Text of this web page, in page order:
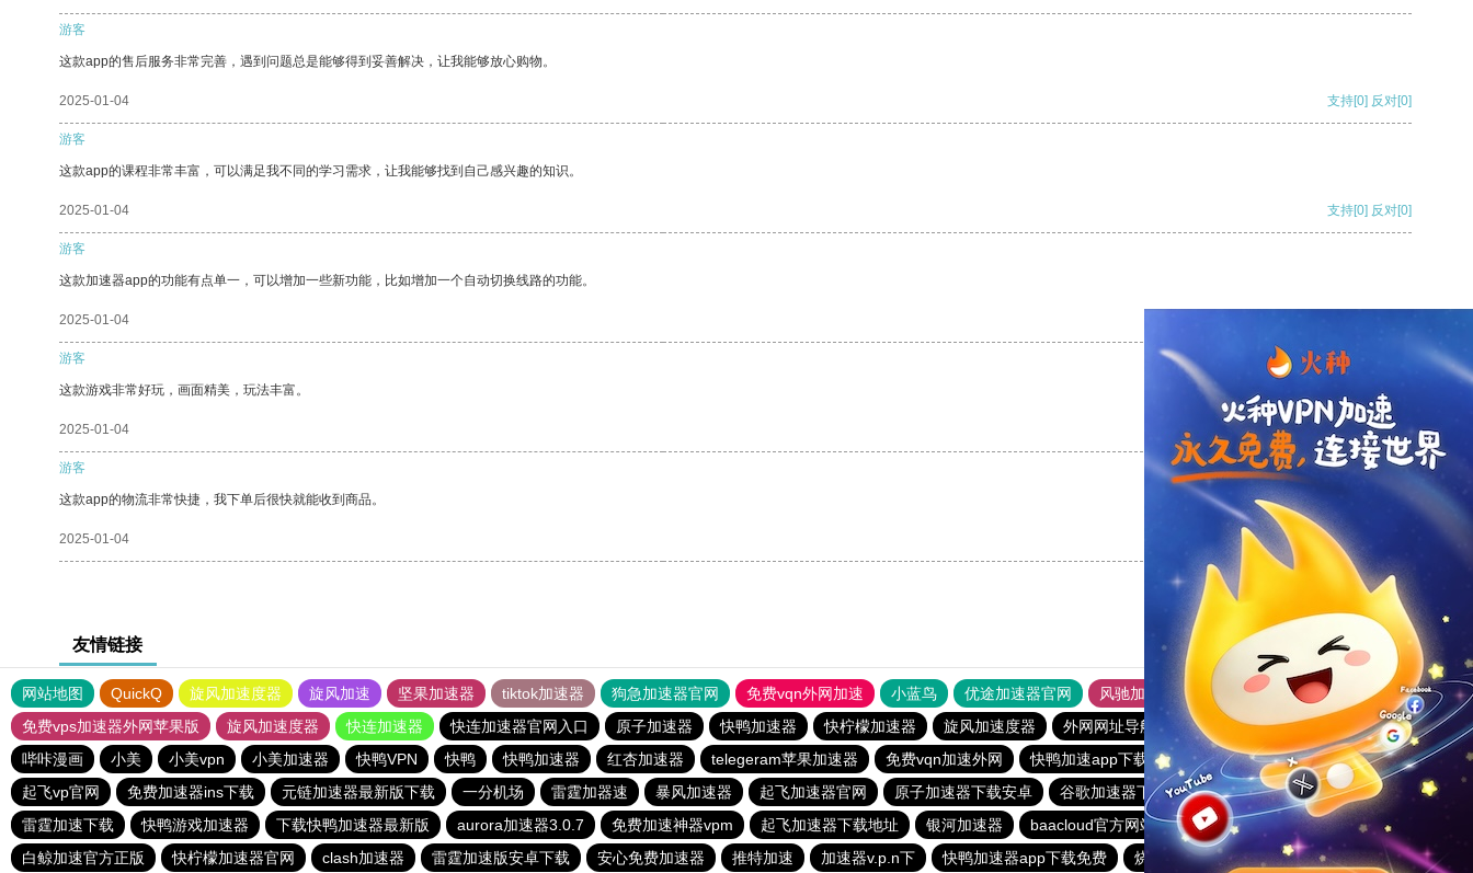
游客
这款app的售后服务非常完善，遇到问题总是能够得到妥善解决，让我能够放心购物。
2025-01-04 支持[0] 反对[0]
游客
这款app的课程非常丰富，可以满足我不同的学习需求，让我能够找到自己感兴趣的知识。
2025-01-04 支持[0] 反对[0]
游客
这款加速器app的功能有点单一，可以增加一些新功能，比如增加一个自动切换线路的功能。
2025-01-04
游客
这款游戏非常好玩，画面精美，玩法丰富。
2025-01-04 支持 [0] 反对 [0]
游客
这款app的物流非常快捷，我下单后很快就能收到商品。
2025-01-04 支持
友情链接
网站地图 QuickQ 旋风加速度器 旋风加速 坚果加速器 tiktok加速器 狗急加速器官网 免费vqn外网加速 小蓝鸟 优途加速器官网 风驰加速器
旋风加速器
免费vps加速器外网苹果版
旋风加速度器 快连加速器 快连加速器官网入口 原子加速器 快鸭加速器 快柠檬加速器 旋风加速度器 外网网址导航 软件中心 雷霆加速
狂飙加速器
哔咔漫画
小美 小美vpn 小美加速器 快鸭VPN 快鸭 快鸭加速器 红杏加速器 telegeram苹果加速器 免费vqn加速外网 快鸭加速app下载官网
银河加速器下载苹果ins
起飞vp官网
免费加速器ins下载 元链加速器最新版下载 一分机场 雷霆加器速 暴风加速器 起飞加速器官网 原子加速器下载安卓 谷歌加速器下载 闪电猫加速器
番石榴加速器
雷霆加速下载
快鸭游戏加速器 下载快鸭加速器最新版 aurora加速器3.0.7 免费加速神器vpm 起飞加速器下载地址 银河加速器 baacloud官方网站 云梯加速
上ins可以用的加速器
白鲸加速官方正版
快柠檬加速器官网 clash加速器 雷霆加速版安卓下载 安心免费加速器 推特加速 加速器v.p.n下 快鸭加速器app下载免费 烧饼哥加速器 好用又免费的加速器